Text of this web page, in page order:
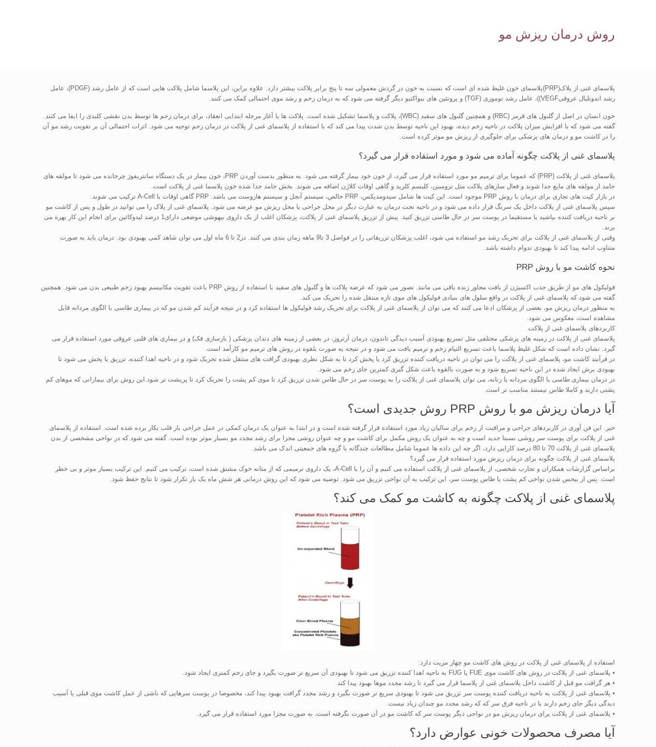
روش درمان ریزش مو
پلاسمای غنی از پلاک(PRP)پلاسمای خون غلیظ شده ای است که نسبت به خون در گردش معمولی سه تا پنج برابر پلاکت بیشتر دارد. علاوه براین، این پلاسما شامل پلاکت هایی است که از عامل رشد (PDGF)، عامل
رشد اندوتلیال عروقیVEGF))، عامل رشد توموری (TGF) و پروتئین های بیواکتیو دیگر گرفته می شود که به درمان زخم و رشد موی احتمالی کمک می کنند.
خون انسان در اصل از گلبول های قرمز (RBC) و همچنین گلبول های سفید (WBC)، پلاکت و پلاسما تشکیل شده است. پلاکت ها با آغاز مرحله ابتدایی انعقاد، برای درمان زخم ها توسط بدن نقشی کلیدی را ایفا می کنند.
گفته می شود که با افزایش میزان پلاکت در ناحیه زخم دیده، بهبود این ناحیه توسط بدن شدت پیدا می کند که با استفاده از پلاسمای غنی از پلاکت در درمان زخم توجیه می شود. اثرات احتمالی آن بر تقویت رشد مو آن
را در کاشت مو و درمان های پزشکی برای جلوگیری از ریزش مو موثر کرده است.
پلاسمای غنی از پلاکت چگونه آماده می شود و مورد استفاده قرار می گیرد؟
پلاسمای غنی از پلاکت (PRP) که عموما برای ترمیم مو مورد استفاده قرار می گیرد، از خون خود بیمار گرفته می شود. به منظور بدست آوردن PRP، خون بیمار در یک دستگاه سانتریفوژ چرخانده می شود تا مولفه های
جامد از مولفه های مایع جدا شوند و فعال سازهای پلاکت مثل ترومبین، کلیسم کلرید و گاهی اوقات کلاژن اضافه می شوند. بخش جامد جدا شده خون پلاسما غنی از پلاکت است.
در بازار کیت های تجاری برای درمان با روش PRP موجود است. این کیت ها شامل سیدومدیکس، PRP خالص، سیستم آنجل و سیستم هاروست می باشد. PRP گاهی اوقات با A-Cell ترکیب می شوند.
سپس پلاسمای غنی از پلاکت داخل یک سرنگ قرار داده می شود و در ناحیه تحت درمان به عبارت دیگر در محل جراحی یا محل ریزش مو عرضه می شود. پلاسمای غنی از پلاک را می توانید در طول و پس از کاشت مو
بر ناحیه دریافت کننده بپاشید یا مستقیما در پوست سر در حال طاسی تزریق کنید. پیش از تزریق پلاسمای غنی از پلاکت، پزشکان اغلب از یک داروی بیهوشی موضعی دارای1 درصد لیدوکائین برای انجام این کار بهره می
برند.
وقتی از پلاسمای غنی از پلاکت برای تحریک رشد مو استفاده می شود، اغلب پزشکان تزریقاتی را در فواصل 3 تا9 ماهه زمان بندی می کنند. در2 تا 6 ماه اول می توان شاهد کمی بهبودی بود. درمان باید به صورت
متناوب ادامه پیدا کند تا بهبودی تدوام داشته باشد.
نحوه کاشت مو با روش PRP
فولیکول های مو از طریق جذب اکسیژن از بافت مجاور زنده باقی می مانند. تصور می شود که عرضه پلاکت ها و گلبول های سفید با استفاده از روش PRP باعث تقویت مکانیسم بهبود زخم طبیعی بدن می شود. همچنین
گفته می شود که پلاسمای غنی از پلاکت در واقع سلول های بنیادی فولیکول های موی تازه منتقل شده را تحریک می کند.
به منظور درمان ریزش مو، بعضی از پزشکان ادعا می کنند که می توان از پلاسمای غنی از پلاکت برای تحریک رشد فولیکول ها استفاده کرد و در نتیجه فرآیند کم شدن مو که در بیماری طاسی با الگوی مردانه قابل
مشاهده است، معکوس می شود.
کاربردهای پلاسمای غنی از پلاکت
پلاسمای غنی از پلاکت در زمینه های پزشکی مختلفی مثل تسریع بهبودی آسیب دیدگی تاندون، درمان آرتروز، در بعضی از زمینه های دندان پزشکی ( بازسازی فک) و در بیماری های قلبی عروقی مورد استفاده قرار می
گیرد. نشان داده است که شکل غلیظ پلاسما باعث تسریع التیام زخم و ترمیم بافت می شود و در نتیجه به صورت بلقوه در روش های ترمیم مو کارآمد است.
در فرآیند کاشت مو، پلاسمای غنی از پلاکت را می توان در ناحیه دریافت کننده تزریق کرد یا پخش کرد تا به شکل نظری بهبودی گرافت های منتقل شده تحریک شود و در ناحیه اهدا کننده، تزریق یا پخش می شود تا
بهبودی برش ایجاد شده در این ناحیه تسریع شود و به صورت بالقوه باعث شکل گیری کمترین جای زخم می شود.
در درمان بیماری طاسی با الگوی مردانه یا زنانه، می توان پلاسمای غنی از پلاکت را به پوست سر در حال طاس شدن تزریق کرد تا موی کم پشت را تحریک کرد تا پرپشت تر شود.این روش برای بیمارانی که موهای کم
پشتی دارند و کاملا طاس نیستند مناسب تر است.
آیا درمان ریزش مو با روش PRP روش جدیدی است؟
خیر. این فن آوری در کاربردهای جراحی و مراقبت از زخم برای سالیان زیاد مورد استفاده قرار گرفته شده است و در ابتدا به عنوان یک درمان کمکی در عمل جراحی باز قلب بکار برده شده است. استفاده از پلاسمای
غنی از پلاکت برای پوست سر روشی نسبتا جدید است و چه به عنوان یک روش مکمل برای کاشت مو و چه عنوان روشی مجزا برای رشد مجدد مو بسیار موثر بوده است. گفته می شود که در نواحی مشخصی از بدن
پلاسمای غنی از پلاکت 70 تا 80 درصد کارایی دارد، اگر چه این داده ها عموما شامل مطالعات چندگانه با گروه های جمعیتی اندک می باشد.
پلاسمای غنی از پلاکت چگونه برای درمان ریزش مورد استفاده قرار می گیرد؟
براساس گزارشات همکاران و تجارب شخصی، از پلاسمای غنی از پلاکت استفاده می کنیم و آن را با A-Cell، یک داروی ترمیمی که از مثانه خوک مشتق شده است، ترکیب می کنیم. این ترکیب بسیار موثر و بی خطر
است. پس از بیحس شدن نواحی کم پشت یا طاس پوست سر، این ترکیب به آن نواحی تزریق می شود. توصیه می شود که این روش درمانی هر شش ماه یک بار تکرار شود تا نتایج حفظ شود.
پلاسمای غنی از پلاکت چگونه به کاشت مو کمک می کند؟
استفاده از پلاسمای غنی از پلاکت در روش های کاشت مو چهار مزیت دارد:
• پلاسمای غنی از پلاکت در روش های کاشت موی FUE یا FUG به ناحیه اهدا کننده تزریق می شود تا بهبودی آن سریع تر صورت بگیرد و جای زخم کمتری ایجاد شود.
• هر گرافت مو قبل از کاشت داخل پلاسمای غنی از پلاسما قرار می گیرد تا رشد مجدد موها بهبود پیدا کند.
• پلاسمای غنی از پلاکت به ناحیه دریافت کننده پوست سر تزریق می شود تا بهبودی سریع تر صورت بگیرد و رشد مجدد گرافت بهبود پیدا کند، مخصوصا در پوست سرهایی که ناشی از عمل کاشت موی قبلی یا آسیب
دیدگی دیگر جای زخم دارند یا در ناحیه فرق سر که که رشد مجدد مو چندان زیاد نیست.
• پلاسمای غنی از پلاکت برای درمان ریزش مو در نواحی دیگر پوست سر که کاشت مو در آن صورت نگرفته است، به صورت مجزا مورد استفاده قرار می گیرد.
آیا مصرف محصولات خونی عوارض دارد؟